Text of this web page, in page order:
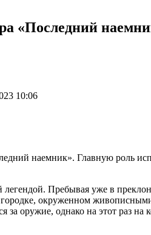
«Последний
10:06
наемник». Главную роль
Пребывая уже в
окруженном
оружие, однако на этот раз на